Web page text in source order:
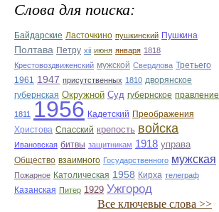
Слова для поиска:
Байдарские Ласточкино пушкинский Пушкина
Полтава Петру xii июня января 1818
Крестовоздвиженский мужской Свердлова Третьего
1961 1947 присутственных 1810 дворянское
губернская Окружной Суд губернское правление
1811 1956 Кадетский Преображения
Христова Спасский крепость войска
Ивановская битвы защитникам 1918 управа
Общество взаимного Государственного мужская
Пожарное Католическая 1958 Кирха телеграф
Казанская Питер 1929 Ужгород
Все ключевые слова >>